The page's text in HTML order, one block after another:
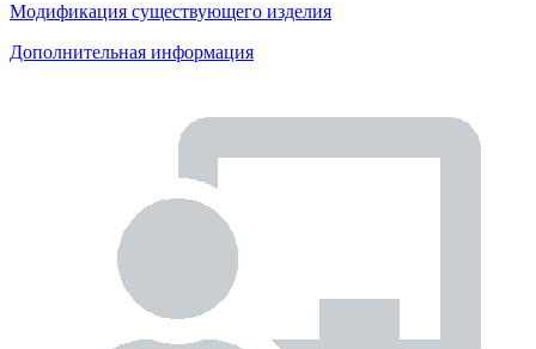
Модификация существующего изделия
Дополнительная информация